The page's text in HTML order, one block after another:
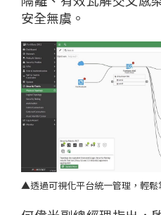
安全無虞。
▲透過可視化平台統一管理，輕